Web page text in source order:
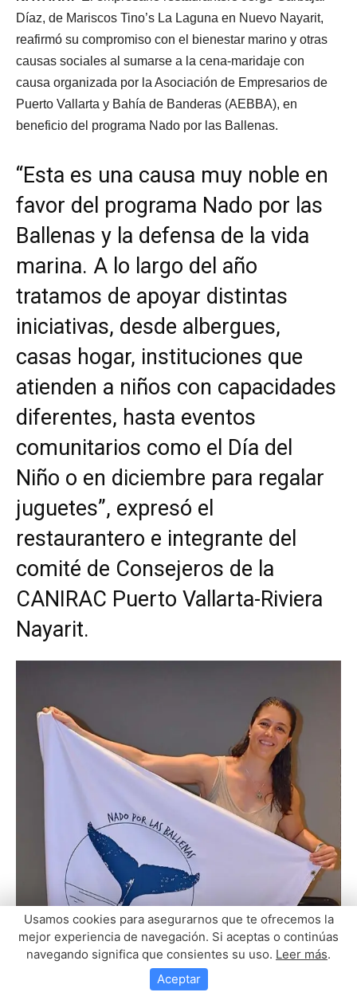
Usamos cookies para asegurarnos que te ofrecemos la
mejor experiencia de navegación. Si aceptas o continúas
navegando significa que consientes su uso. Leer más.
Aceptar